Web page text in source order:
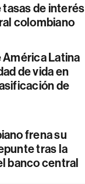
de interés
colombiano
América Latina
de vida en
de
frena su
tras la
banco central